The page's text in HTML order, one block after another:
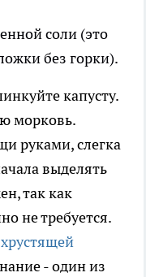
соли (это
без горки).
капусту.
морковь.
руками, слегка
выделять
так как
не требуется.
- один из